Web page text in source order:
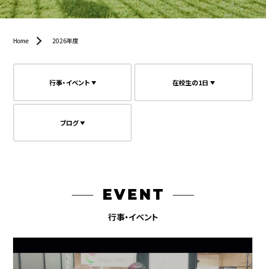
Home 2026年度
行事・イベント 在校生の1日
ブログ
EVENT
行事・イベント